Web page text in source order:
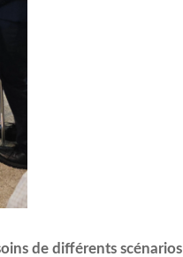
de différents scénarios